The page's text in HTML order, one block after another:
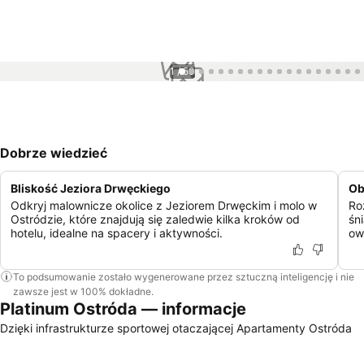
1 / 50
Dobrze wiedzieć
Bliskość Jeziora Drwęckiego
Odkryj malownicze okolice z Jeziorem Drwęckim i molo w
Ostródzie, które znajdują się zaledwie kilka kroków od
hotelu, idealne na spacery i aktywności.
To podsumowanie zostało wygenerowane przez sztuczną inteligencję i nie
zawsze jest w 100% dokładne.
Platinum Ostróda — informacje
Dzięki infrastrukturze sportowej otaczającej Apartamenty Ostróda